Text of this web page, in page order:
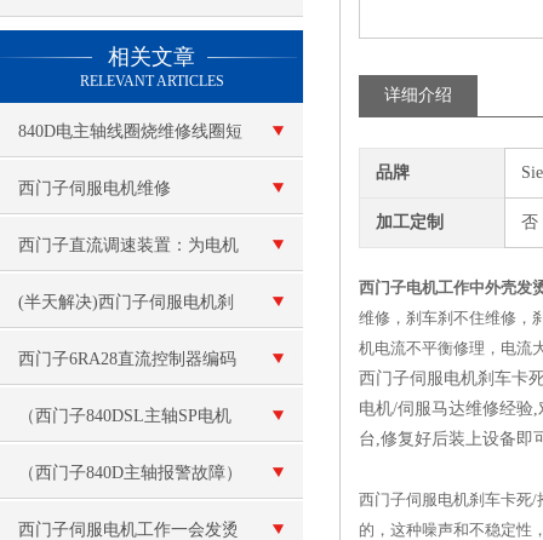
相关文章
RELEVANT ARTICLES
840D电主轴线圈烧维修线圈短
路
西门子伺服电机维修
西门子直流调速装置：为电机
运行提供稳定可靠的调速保障
(半天解决)西门子伺服电机刹
车刹不住
西门子6RA28直流控制器编码
器故障维修 调速器报F11错误
（西门子840DSL主轴SP电机
模块坏）数控十年修复
（西门子840D主轴报警故障）
维修解决
西门子伺服电机工作一会发烫
详细介绍
品牌
加工定制 否
西门子电机工作中外壳发
维修，刹车刹不住维修，
机电流不平衡修理，电流
西门子伺服电机刹车卡
电机/伺服马达维修经验
台,修复好后装上设备即
西门子伺服电机刹车卡死
的，这种噪声和不稳定性